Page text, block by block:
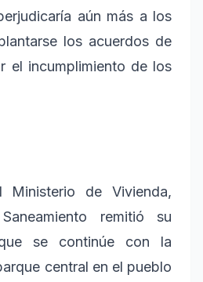
aún más a los
los acuerdos de
el incumplimiento de los
de Vivienda,
remitió su
se continúe con la
central en el pueblo